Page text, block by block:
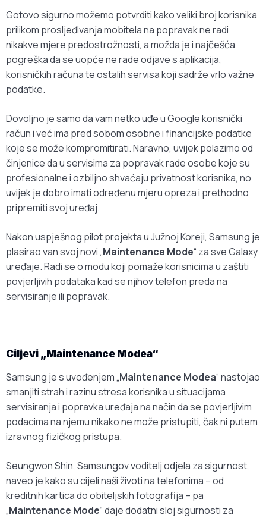
Gotovo sigurno možemo potvrditi kako veliki broj korisnika
prilikom prosljeđivanja mobitela na popravak ne radi
nikakve mjere predostrožnosti, a možda je i najčešća
pogreška da se uopće ne rade odjave s aplikacija,
korisničkih računa te ostalih servisa koji sadrže vrlo važne
podatke.
Dovoljno je samo da vam netko uđe u Google korisnički
račun i već ima pred sobom osobne i financijske podatke
koje se može kompromitirati. Naravno, uvijek polazimo od
činjenice da u servisima za popravak rade osobe koje su
profesionalne i ozbiljno shvaćaju privatnost korisnika, no
uvijek je dobro imati određenu mjeru opreza i prethodno
pripremiti svoj uređaj.
Nakon uspješnog pilot projekta u Južnoj Koreji, Samsung je
plasirao van svoj novi „Maintenance Mode“ za sve Galaxy
uređaje. Radi se o modu koji pomaže korisnicima u zaštiti
povjerljivih podataka kad se njihov telefon preda na
servisiranje ili popravak.
Ciljevi „Maintenance Modea“
Samsung je s uvođenjem „Maintenance Modea“ nastojao
smanjiti strah i razinu stresa korisnika u situacijama
servisiranja i popravka uređaja na način da se povjerljivim
podacima na njemu nikako ne može pristupiti, čak ni putem
izravnog fizičkog pristupa.
Seungwon Shin, Samsungov voditelj odjela za sigurnost,
naveo je kako su cijeli naši životi na telefonima – od
kreditnih kartica do obiteljskih fotografija – pa
„Maintenance Mode“ daje dodatni sloj sigurnosti za